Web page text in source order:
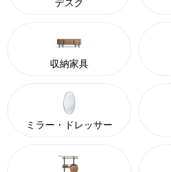
収納家具
ミラー・ドレッサー